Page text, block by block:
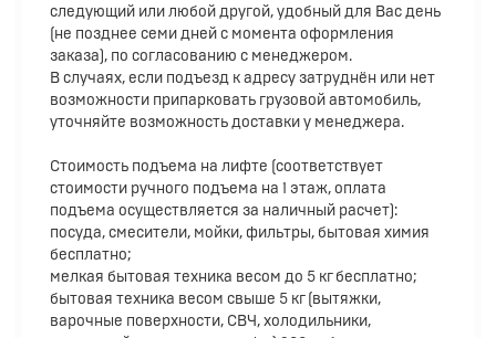
следующий или любой другой, удобный для Вас день
(не позднее семи дней с момента оформления
заказа), по согласованию с менеджером.
В случаях, если подъезд к адресу затруднён или нет
возможности припарковать грузовой автомобиль,
уточняйте возможность доставки у менеджера.
Стоимость подъема на лифте (соответствует
стоимости ручного подъема на 1 этаж, оплата
подъема осуществляется за наличный расчет):
посуда, смесители, мойки, фильтры, бытовая химия
бесплатно;
мелкая бытовая техника весом до 5 кг бесплатно;
бытовая техника весом свыше 5 кг (вытяжки,
варочные поверхности, СВЧ, холодильники,